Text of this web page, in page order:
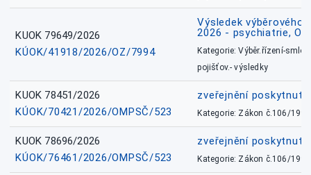
KUOK 79649/2026
KÚOK/41918/2026/OZ/7994
Výsledek výběrového
2026 - psychiatrie,
Kategorie: Výběr.řízení-
pojišťov.- výsledky
KUOK 78451/2026
KÚOK/70421/2026/OMPSČ/523
zveřejnění
Kategorie: Zákon č.106/1999
KUOK 78696/2026
KÚOK/76461/2026/OMPSČ/523
zveřejnění
Kategorie: Zákon č.106/1999